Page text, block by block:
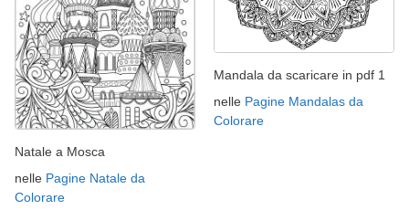
Natale a Mosca
nelle Pagine Natale da
Colorare
Mandala da scaricare in pdf 1
nelle Pagine Mandalas da
Colorare